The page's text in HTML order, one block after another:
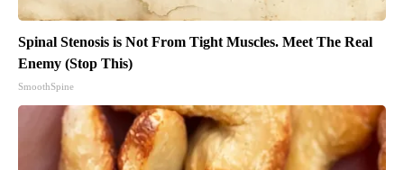
Spinal Stenosis is Not From Tight Muscles. Meet The Real
Enemy (Stop This)
SmoothSpine